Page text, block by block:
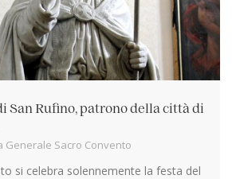
San Rufino, patrono della città di
Generale Sacro Convento
si celebra solennemente la festa del